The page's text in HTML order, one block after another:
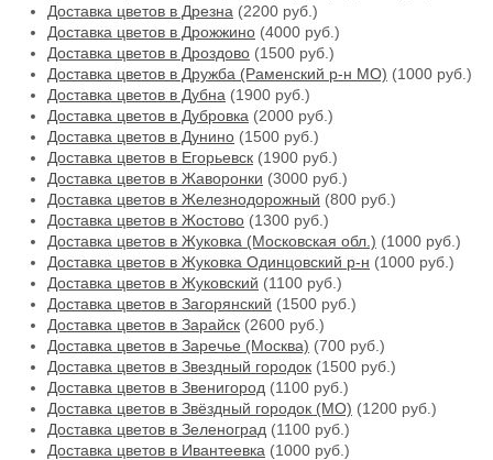
Доставка цветов в Дрезна (2200 руб.)
Доставка цветов в Дрожжино (4000 руб.)
Доставка цветов в Дроздово (1500 руб.)
Доставка цветов в Дружба (Раменский р-н МО) (1000 руб.)
Доставка цветов в Дубна (1900 руб.)
Доставка цветов в Дубровка (2000 руб.)
Доставка цветов в Дунино (1500 руб.)
Доставка цветов в Егорьевск (1900 руб.)
Доставка цветов в Жаворонки (3000 руб.)
Доставка цветов в Железнодорожный (800 руб.)
Доставка цветов в Жостово (1300 руб.)
Доставка цветов в Жуковка (Московская обл.) (1000 руб.)
Доставка цветов в Жуковка Одинцовский р-н (1000 руб.)
Доставка цветов в Жуковский (1100 руб.)
Доставка цветов в Загорянский (1500 руб.)
Доставка цветов в Зарайск (2600 руб.)
Доставка цветов в Заречье (Москва) (700 руб.)
Доставка цветов в Звездный городок (1500 руб.)
Доставка цветов в Звенигород (1100 руб.)
Доставка цветов в Звёздный городок (МО) (1200 руб.)
Доставка цветов в Зеленоград (1100 руб.)
Доставка цветов в Ивантеевка (1000 руб.)